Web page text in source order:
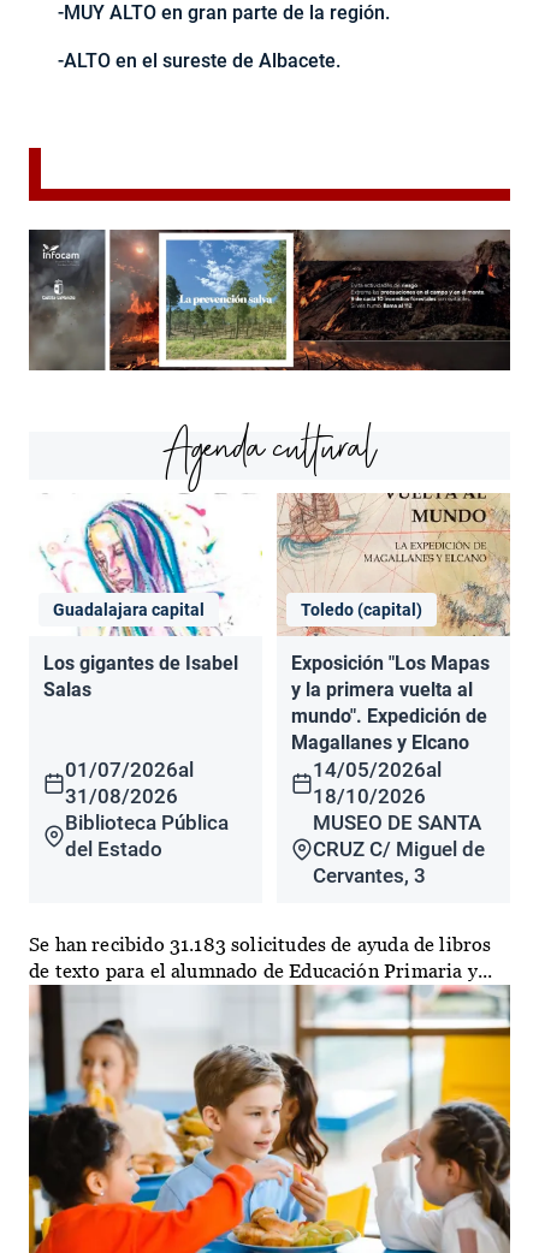
-MUY ALTO en gran parte de la región.
-ALTO en el sureste de Albacete.
Agenda cultural
Guadalajara capital
Los gigantes de Isabel
Salas
01/07/2026al
31/08/2026
Biblioteca Pública
del Estado
Toledo (capital)
Exposición "Los Mapas
y la primera vuelta al
mundo". Expedición de
Magallanes y Elcano
14/05/2026al
18/10/2026
MUSEO DE SANTA
CRUZ C/ Miguel de
Cervantes, 3
Se han recibido 31.183 solicitudes de ayuda de libros
de texto para el alumnado de Educación Primaria y...